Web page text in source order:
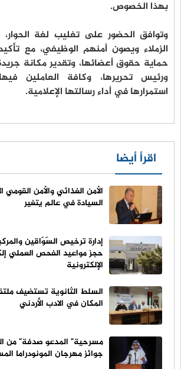
بهذا الخصوص.
وتوافق الحضور على تغليب لغة
الزملاء ويصون أمنهم الوظيفي، مع
حماية حقوق أعضائها، وتقدير مكانة
ورئيس تحريرها، وكافة العاملين
استمرارها في أداء رسالتها الإعلامية.
اقرأ أيضا
الأمن الغذائي والأمن القومي
السيادة في عالم يتغير
إدارة ترخيص السّوّاقين
حجز مواعيد الفحص العملي
الإلكترونية
السلط الثانوية تستضيف
المكان في الادب الأردني
مسرحية" المدعو صدفة" من
جوائز مهرجان المونودراما